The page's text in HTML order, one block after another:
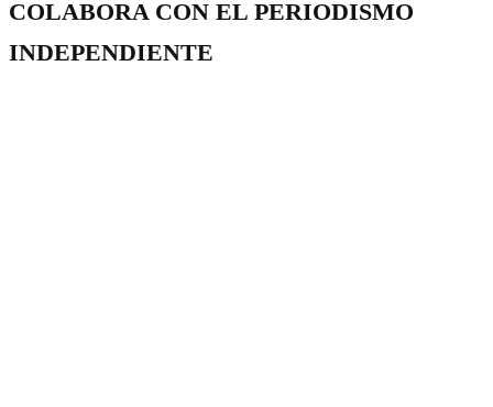
COLABORA CON EL PERIODISMO
INDEPENDIENTE